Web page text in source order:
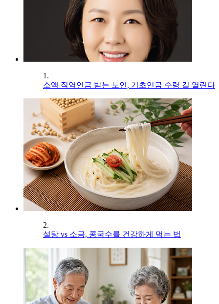
1.
소액 직역연금 받는 노인, 기초연금 수령 길 열린다
2.
설탕 vs 소금, 콩국수를 건강하게 먹는 법